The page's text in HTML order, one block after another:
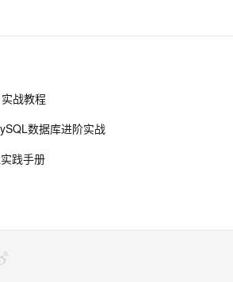
栖社区”，诚邀技术同仁一同入驻。
复战教程
数据库进阶实战
践手册